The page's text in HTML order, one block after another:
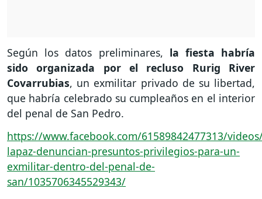
Según los datos preliminares, la fiesta habría
sido organizada por el recluso Rurig River
Covarrubias, un exmilitar privado de su libertad,
que habría celebrado su cumpleaños en el interior
del penal de San Pedro.
https://www.facebook.com/61589842477313/
lapaz-denuncian-presuntos-privilegios-para-un-
exmilitar-dentro-del-penal-de-
san/1035706345529343/